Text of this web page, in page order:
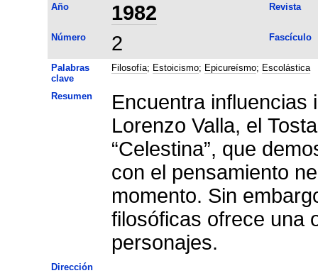
Año 1982 Revista
Número 2 Fascículo
Palabras
clave
Filosofía; Estoicismo; Epicureísmo; Escolástica
Resumen
Encuentra influencias
Lorenzo Valla, el
“Celestina”, que
con el pensamiento
momento. Sin
filosóficas ofrece una
personajes.
Dirección